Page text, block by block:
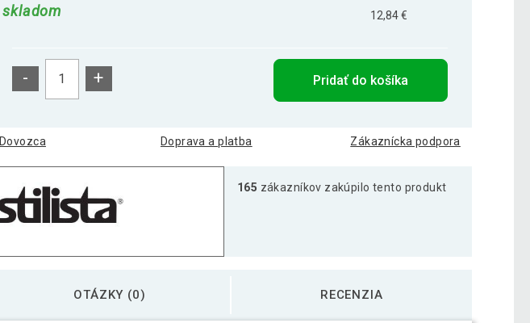
Stilista nástenná polica Volato, 40 cm, tmavé drevo
Stilista nástenná polica Volato, 80 cm, tmavé drevo
Stilista nástenná polica Volato, 90 cm, tmavé drevo
skladom
12,84 €
- + Pridať do košíka
Dovozca Doprava a platba Zákaznícka podpora
165 zákazníkov zakúpilo tento produkt
OTÁZKY (0) RECENZIA